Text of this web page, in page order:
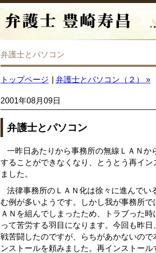
弁護士とパソコン
トップページ 弁護士とパソコン（２） »
2001年08月09日
弁護士とパソコン
一昨日あたりから事務所の無線ＬＡＮか
することができなくなり、とうとう再イ
ました。
法律事務所のＬＡＮ化は徐々に進んでい
む例が多いようです。しかし我が事務所
ＡＮを組んでしまったため、トラブった
って苦労する羽目になります。今回も昨
戦苦闘したのですが、らちがあかないの
ンストールを頼みました。再インストー